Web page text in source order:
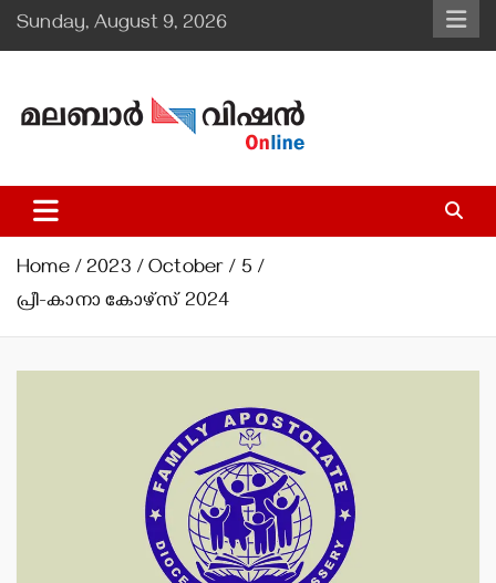
Skip
to
Sunday, August 9, 2026
Malabar Vision Online
Illuminating Diocesan News with Divine Clarity.
Home 2023 October
5
പ്രീ-കാനാ കോഴ്‌സ് 2024